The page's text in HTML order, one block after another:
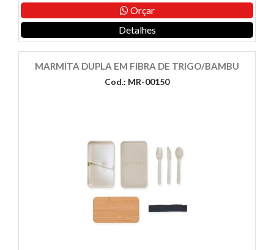
Orçar
Detalhes
MARMITA DUPLA EM FIBRA DE TRIGO/BAMBU
Cod.: MR-00150